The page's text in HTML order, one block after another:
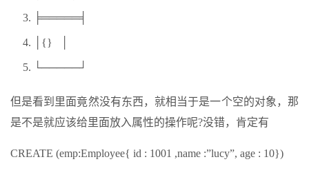
╞═════╡
│{} │
└─────┘
但是看到里面竟然没有东西，就相当于是一个空的对象，那
是不是就应该给里面放入属性的操作呢?没错，肯定有
CREATE (emp:Employee{ id : 1001 ,name :”lucy”, age : 10})